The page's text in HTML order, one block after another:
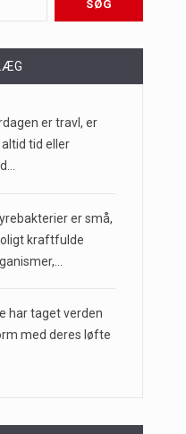
er travl, er
tid eller
er små,
kraftfulde
har taget verden
med deres løfte